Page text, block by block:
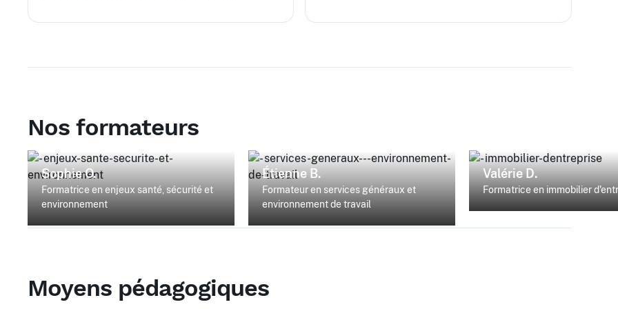
Nos formateurs
Sophie O.
Formatrice en enjeux santé, sécurité et
environnement
Étienne B.
Formateur en services généraux et
environnement de travail
Valérie D.
Formatrice en immobilier
Moyens pédagogiques